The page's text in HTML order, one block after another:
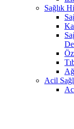
Sağlık
Acil